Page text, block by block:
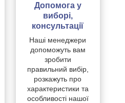
Допомога у
виборі,
консультації
Наші менеджери
допоможуть вам
зробити
правильний вибір,
розкажуть про
характеристики та
особливості нашої